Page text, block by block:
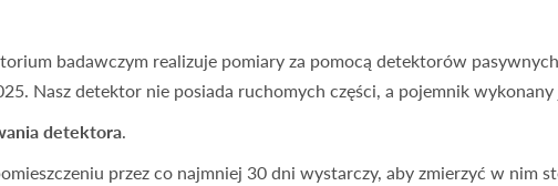
badawczym realizuje pomiary za pomocą detektorów
Nasz detektor nie posiada ruchomych części, a pojemnik
detektora.
przez co najmniej 30 dni wystarczy, aby zmierzyć w nim